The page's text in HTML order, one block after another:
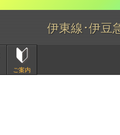
伊東線･伊豆
ご案内